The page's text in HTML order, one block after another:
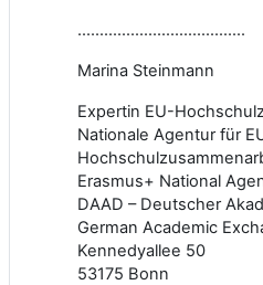
......................................
Marina Steinmann
Expertin EU-
Nationale Agentur für
Erasmus+ National
DAAD – Deutscher
German Academic
Kennedyallee 50
53175 Bonn